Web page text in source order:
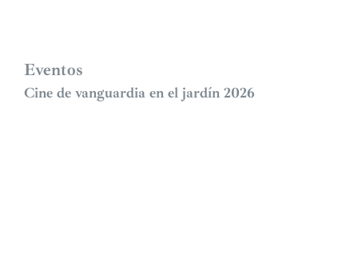
Eventos
Cine de vanguardia en el jardín 2026